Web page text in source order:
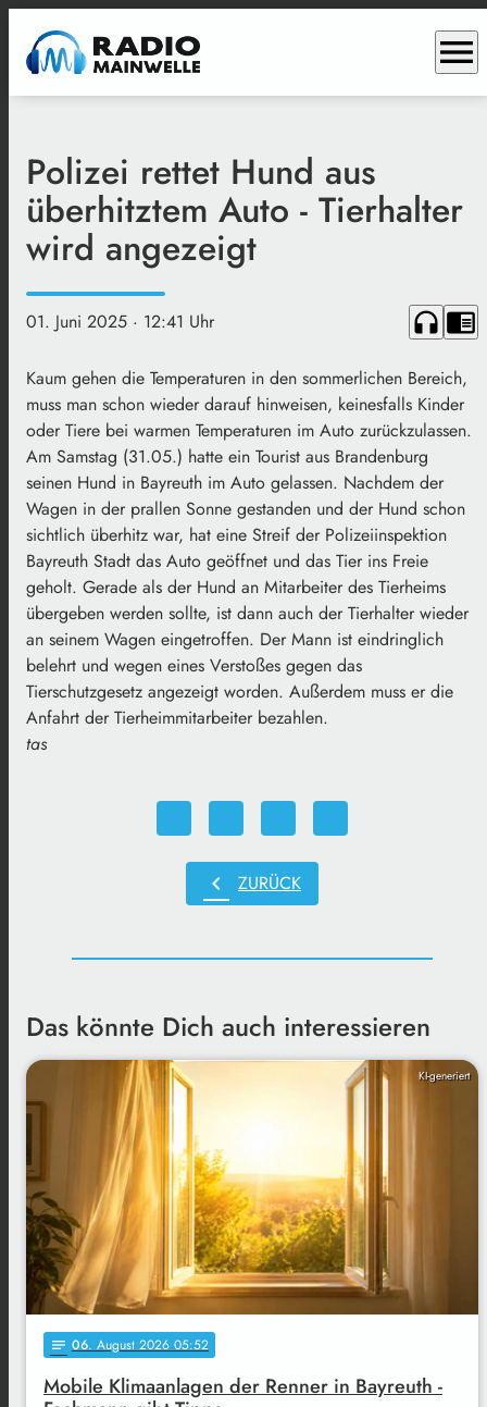
menu
Polizei rettet Hund aus
überhitztem Auto - Tierhalter
wird angezeigt
01. Juni 2025 · 12:41 Uhr headphones chrome_reader_mode
Kaum gehen die Temperaturen in den sommerlichen Bereich,
muss man schon wieder darauf hinweisen, keinesfalls Kinder
oder Tiere bei warmen Temperaturen im Auto zurückzulassen.
Am Samstag (31.05.) hatte ein Tourist aus Brandenburg
seinen Hund in Bayreuth im Auto gelassen. Nachdem der
Wagen in der prallen Sonne gestanden und der Hund schon
sichtlich überhitz war, hat eine Streif der Polizeiinspektion
Bayreuth Stadt das Auto geöffnet und das Tier ins Freie
geholt. Gerade als der Hund an Mitarbeiter des Tierheims
übergeben werden sollte, ist dann auch der Tierhalter wieder
an seinem Wagen eingetroffen. Der Mann ist eindringlich
belehrt und wegen eines Verstoßes gegen das
Tierschutzgesetz angezeigt worden. Außerdem muss er die
Anfahrt der Tierheimmitarbeiter bezahlen.
tas
chevron_left ZURÜCK
Das könnte Dich auch interessieren
KI-generiert
notes 06. August 2026 05:52
Mobile Klimaanlagen der Renner in Bayreuth -